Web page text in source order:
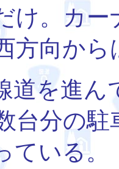
け。カ
方向か
を進ん
台分の
ている。